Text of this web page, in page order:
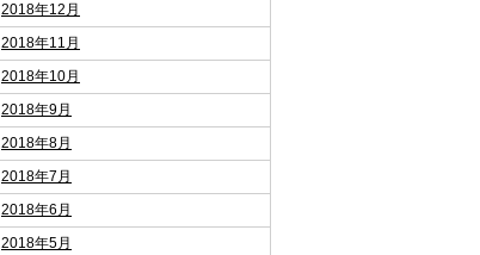
2018年12月
2018年11月
2018年10月
2018年9月
2018年8月
2018年7月
2018年6月
2018年5月